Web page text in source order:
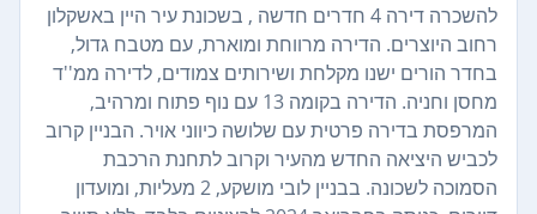
להשכרה דירה 4 חדרים חדשה , בשכונת עיר היין באשקלון
רחוב היוצרים. הדירה מרווחת ומוארת, עם מטבח גדול,
בחדר הורים ישנו מקלחת ושירותים צמודים, לדירה ממ''ד
מחסן וחניה. הדירה בקומה 13 עם נוף פתוח ומרהיב,
המרפסת בדירה פרטית עם שלושה כיווני אויר. הבניין קרוב
לכביש היציאה החדש מהעיר וקרוב לתחנת הרכבת
הסמוכה לשכונה. בבניין לובי מושקע, 2 מעליות, ומועדון